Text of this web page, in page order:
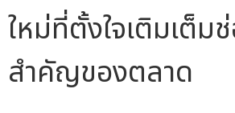
ใหม่ที่ตั้งใจเติมเต็ม
สำคัญของตลาด